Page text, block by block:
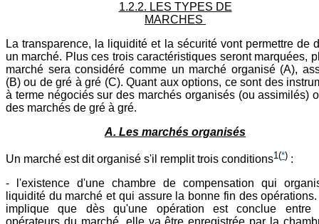
1.2.2. LES TYPES DE
MARCHES
La transparence, la liquidité et la sécurité vont permettre de
un marché. Plus ces trois caractéristiques seront marquées,
marché sera considéré comme un marché organisé (A),
(B) ou de gré à gré (C). Quant aux options, ce sont des
à terme négociés sur des marchés organisés (ou assimilés)
des marchés de gré à gré.
A. Les marchés organisés
Un marché est dit organisé s'il remplit trois conditions1(*) :
- l'existence d'une chambre de compensation qui
liquidité du marché et qui assure la bonne fin des
implique que dès qu'une opération est conclue entre